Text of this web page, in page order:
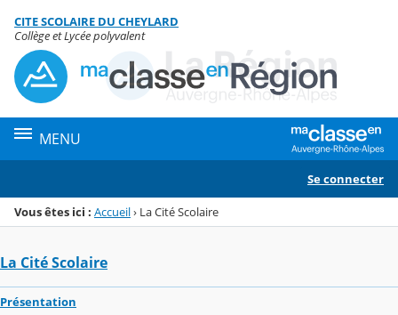
Menu de la rubrique
Contenu
CITE SCOLAIRE DU CHEYLARD
Collège et Lycée polyvalent
MENU
Se connecter
Vous êtes ici : Accueil› La Cité Scolaire
La Cité Scolaire
Présentation